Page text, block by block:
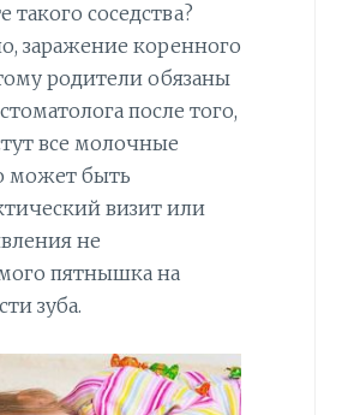
такого соседства?
заражение коренного
родители обязаны
после того,
все молочные
может быть
визит или
не
пятнышка на
зуба.